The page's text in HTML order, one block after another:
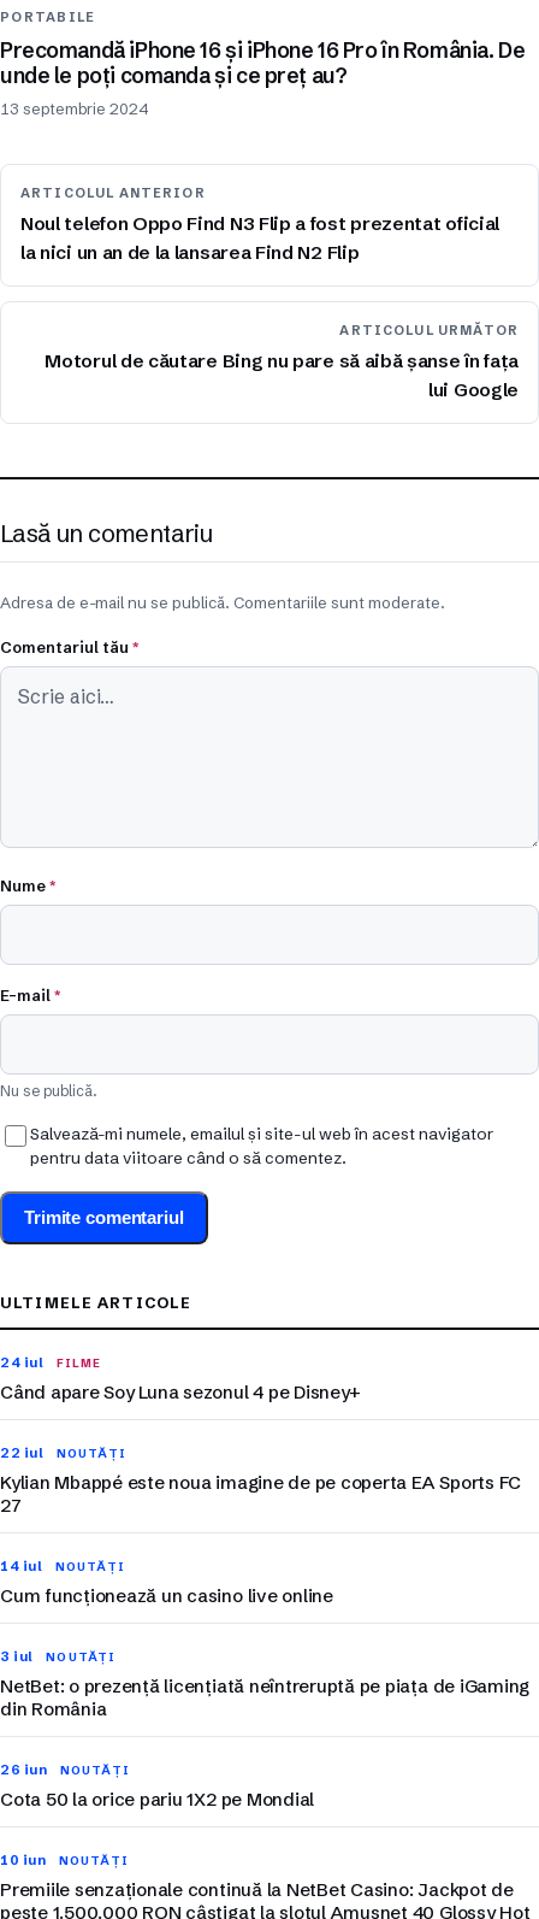
PORTABILE
Precomandă iPhone 16 și iPhone 16 Pro în România. De
unde le poți comanda și ce preț au?
13 septembrie 2024
ARTICOLUL ANTERIOR
Noul telefon Oppo Find N3 Flip a fost prezentat oficial
la nici un an de la lansarea Find N2 Flip
ARTICOLUL URMĂTOR
Motorul de căutare Bing nu pare să aibă șanse în fața
lui Google
Lasă un comentariu
Adresa de e-mail nu se publică. Comentariile sunt moderate.
Comentariul tău *
Nume*
E-mail*
Nu se publică.
Salvează-mi numele, emailul și site-ul web în acest navigator
pentru data viitoare când o să comentez.
ULTIMELE ARTICOLE
24 iul FILME
Când apare Soy Luna sezonul 4 pe Disney+
22 iul NOUTĂȚI
Kylian Mbappé este noua imagine de pe coperta EA Sports FC
27
14 iul NOUTĂȚI
Cum funcționează un casino live online
3 iul NOUTĂȚI
NetBet: o prezență licențiată neîntreruptă pe piața de iGaming
din România
26 iun NOUTĂȚI
Cota 50 la orice pariu 1X2 pe Mondial
10 iun NOUTĂȚI
Premiile senzaționale continuă la NetBet Casino: Jackpot de
peste 1.500.000 RON câștigat la slotul Amusnet 40 Glossy Hot